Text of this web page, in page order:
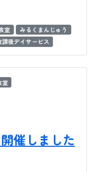
室
みるくまんじゅう
課後デイサービス
室
催しました